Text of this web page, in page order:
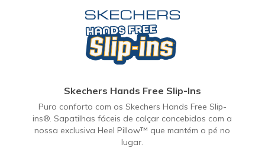
Skechers Hands Free Slip-Ins
Puro conforto com os Skechers Hands Free Slip-
ins®. Sapatilhas fáceis de calçar concebidos com a
nossa exclusiva Heel Pillow™ que mantém o pé no
lugar.